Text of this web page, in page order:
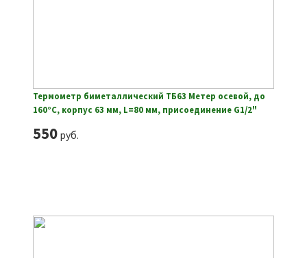
Термометр биметаллический ТБ63 Метер осевой, до
160°С, корпус 63 мм, L=80 мм, присоединение G1/2"
550руб.